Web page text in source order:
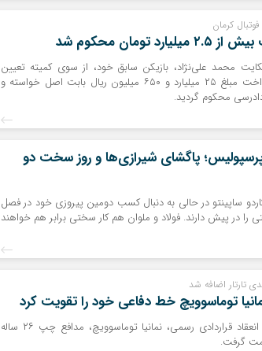
کرمان
محکوم شد
محمد علی‌نژاد، بازیکن سابق خود، از سوی کمیته تعیین
وضعیت فدراسیون فوتبال به پرداخت مبلغ ۲۵ میلیارد و ۶۵۰ میلیون ریال بابت اصل خواسته و
محکوم گردید.
پرسپولیس؛ پاگشای شیرازی‌ها و روز سخت دو
ساپینتو در حالی به دنبال کسب دومین پیروزی خود در فصل
در پیش دارند. فولاد و ملوان هم کار سختی برابر هم خواهند
تارتار اضافه شد
توماسوویچ خط دفاعی خود را تقویت کرد
باشگاه فوتبال گل‌گهر سیرجان با انعقاد قراردادی رسمی، نمانیا توماسوویچ، مدافع چپ ۲۶ ساله
گرفت.